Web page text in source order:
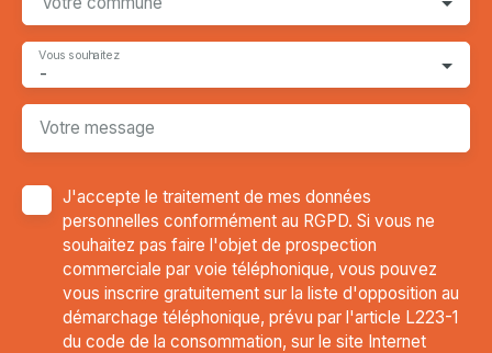
-
Vous souhaitez
Votre message
J'accepte le traitement de mes données
personnelles conformément au RGPD. Si vous ne
souhaitez pas faire l'objet de prospection
commerciale par voie téléphonique, vous pouvez
vous inscrire gratuitement sur la liste d'opposition au
démarchage téléphonique, prévu par l'article L223-1
du code de la consommation, sur le site Internet